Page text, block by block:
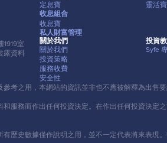
室
露資料
定息寶 靈活寶
收息組合
收息寶
私⼈財富管理
關於我們
關於我們
投資策略
服務收費
安全性
投資
Syfe
考之⽤，本網站的資訊並非也不應被解釋為出售
服務⽽作出任何投資決定。在作出任何投資決
歷史數據僅作說明之⽤，並不⼀定代表將來表